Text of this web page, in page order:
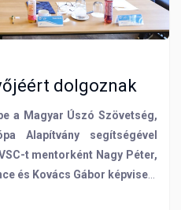
dolgoznak
a Magyar Úszó Szövetség,
Alapítvány segítségével
t mentorként Nagy Péter,
és Kovács Gábor képviseli.